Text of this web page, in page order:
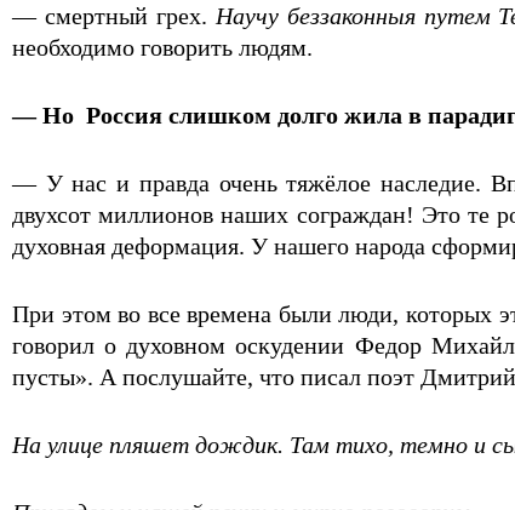
— смертный грех. Научу беззаконныя путем
необходимо говорить людям.
— Но Россия слишком долго жила в
— У нас и правда очень тяжёлое наследие.
двухсот миллионов наших сограждан! Это те
духовная деформация. У нашего народа
При этом во все времена были люди, которых
говорил о духовном оскудении Федор
пусты». А послушайте, что писал поэт
На улице пляшет дождик. Там тихо, темно и